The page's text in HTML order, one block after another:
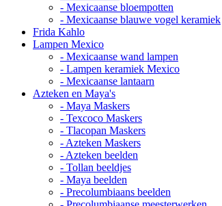
- Mexicaanse bloempotten
- Mexicaanse blauwe vogel keramiek
Frida Kahlo
Lampen Mexico
- Mexicaanse wand lampen
- Lampen keramiek Mexico
- Mexicaanse lantaarn
Azteken en Maya's
- Maya Maskers
- Texcoco Maskers
- Tlacopan Maskers
- Azteken Maskers
- Azteken beelden
- Tollan beeldjes
- Maya beelden
- Precolumbiaans beelden